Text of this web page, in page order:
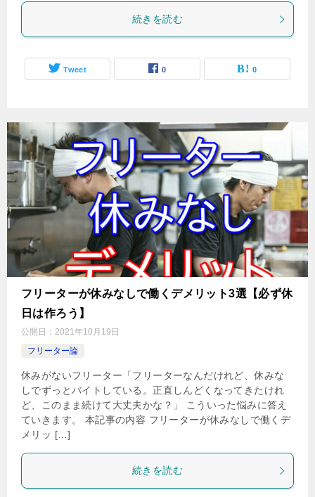
続きを読む
Tweet 0 0
フリーターが休みなしで働くデメリット3選【必ず休
日は作ろう】
公開日： 2021年10月19日
フリーター論
休みがないフリーター「フリーターなんだけれど、休みな
しでずっとバイトしている。正直しんどくなってきたけれ
ど、このまま続けて大丈夫かな？」 こういった悩みに答え
ていきます。 本記事の内容 フリーターが休みなしで働くデ
メリッ […]
続きを読む